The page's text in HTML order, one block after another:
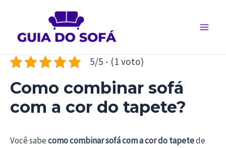
5/5 - (1 voto)
Como combinar sofá
com a cor do tapete?
Você sabecomo combinar sofá com a cor do tapetede